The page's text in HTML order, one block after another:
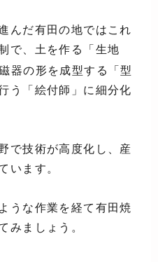
んだ有田の地ではこれ
で、土を作る「生地
器の形を成型する「型
う「絵付師」に細分化
で技術が高度化し、産
います。
うな作業を経て有田焼
みましょう。